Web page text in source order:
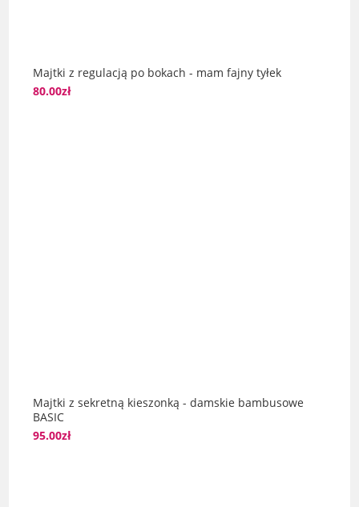
Majtki z regulacją po bokach - mam fajny tyłek
80.00zł
Majtki z sekretną kieszonką - damskie bambusowe
BASIC
95.00zł